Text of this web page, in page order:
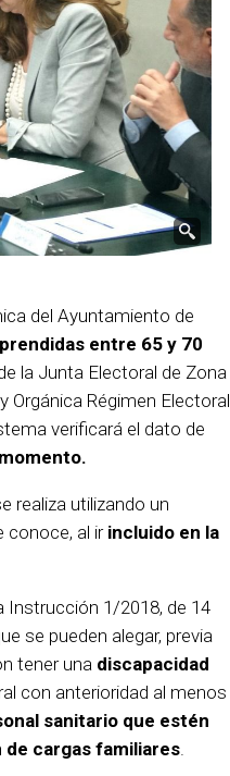
del Ayuntamiento de
entre 65 y 70
la Junta Electoral de Zona
Orgánica Régimen Electoral
verificará el dato de
realiza utilizando un
conoce, al irincluido en la
Instrucción 1/2018, de 14
se pueden alegar, previa
tener una discapacidad
con anterioridad al menos
sanitario que estén
cargas familiares.